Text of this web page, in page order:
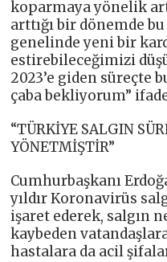
koparmaya yönelik
arttığı bir dönemde
genelinde yeni bir
estirebileceğimizi
2023’e giden süreçte
çaba bekliyorum”
“TÜRKİYE SALGIN
YÖNETMİŞTİR”
Cumhurbaşkanı
yıldır Koronavirüs
işaret ederek, salgın
kaybeden
hastalara da acil